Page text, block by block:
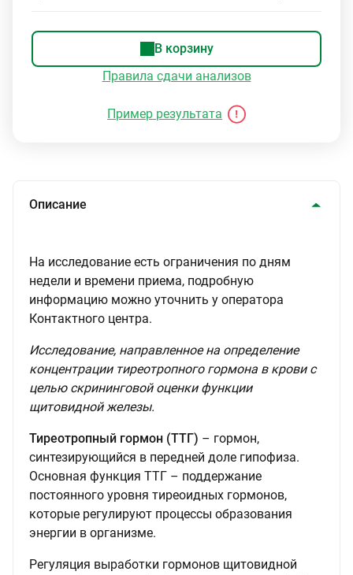
В корзину
Правила сдачи анализов
Пример результата
Описание
На исследование есть ограничения по дням
недели и времени приема, подробную
информацию можно уточнить у оператора
Контактного центра.
Исследование, направленное на определение
концентрации тиреотропного гормона в крови с
целью скрининговой оценки функции
щитовидной железы.
Тиреотропный гормон (ТТГ) – гормон,
синтезирующийся в передней доле гипофиза.
Основная функция ТТГ – поддержание
постоянного уровня тиреоидных гормонов,
которые регулируют процессы образования
энергии в организме.
Регуляция выработки гормонов щитовидной